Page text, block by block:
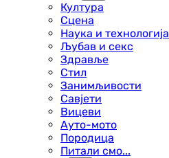
Култура
Сцена
Наука и технологија
Љубав и секс
Здравље
Стил
Занимљивости
Савјети
Вицеви
Ауто-мото
Породица
Питали смо...